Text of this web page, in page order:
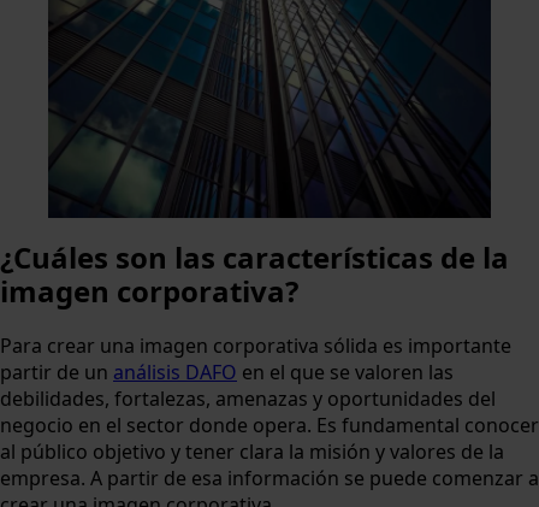
¿Cuáles son las características de la
imagen corporativa?
Para crear una imagen corporativa sólida es importante
partir de un análisis DAFO en el que se valoren las
debilidades, fortalezas, amenazas y oportunidades del
negocio en el sector donde opera. Es fundamental conocer
al público objetivo y tener clara la misión y valores de la
empresa. A partir de esa información se puede comenzar a